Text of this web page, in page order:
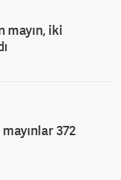
mayın, iki
372